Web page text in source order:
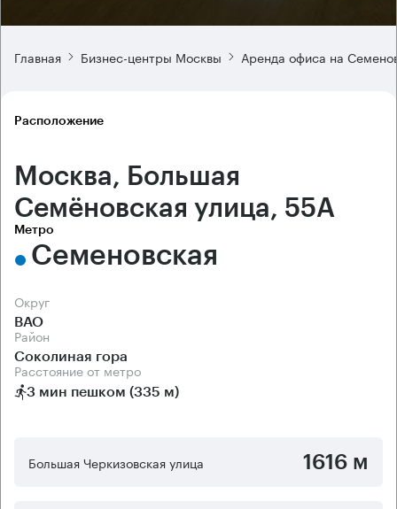
Главная Бизнес-центры Москвы Аренда офиса на
Расположение
Москва, Большая
Семёновская улица, 55А
Метро
Семеновская
Округ
ВАО
Район
Соколиная гора
Расстояние от метро
3 мин пешком (335 м)
Большая Черкизовская улица 1616 м